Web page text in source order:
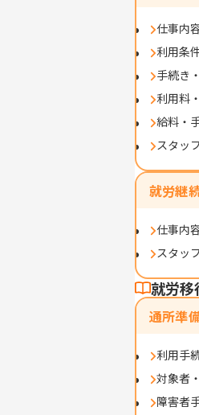
仕事内
利用条
手続き
利用料
給料・
スタッ
就労継
仕事内
スタッ
就労移
通所準
利用手
対象者
障害者